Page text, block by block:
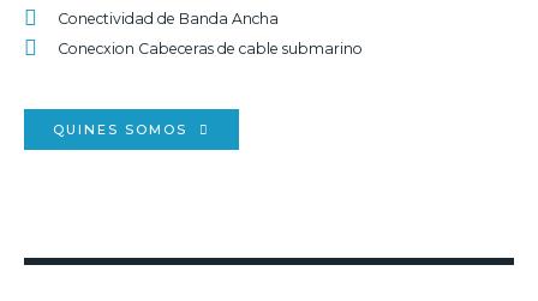
Conectividad de Banda Ancha
Conecxion Cabeceras de cable submarino
QUINES SOMOS